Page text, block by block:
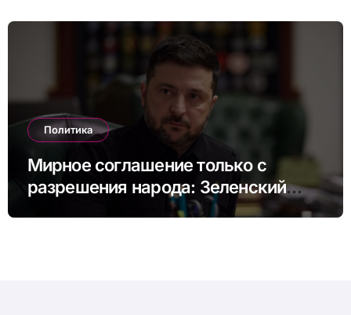
Политика
Мирное соглашение только с
разрешения народа: Зеленский
назвал возможные сроки